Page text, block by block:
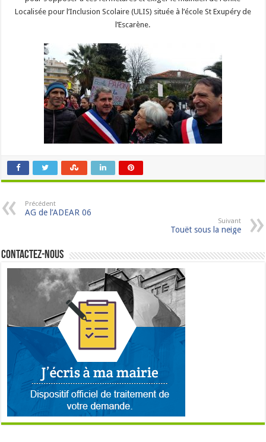
Localisée pour l’Inclusion Scolaire (ULIS) située à l’école St Exupéry de
l’Escarène.
Précédent
AG de l’ADEAR 06
Suivant
Touët sous la neige
Contactez-nous